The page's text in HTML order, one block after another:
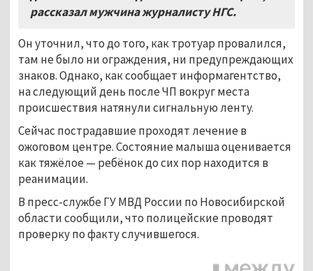
рассказал мужчина журналисту НГС.
Он уточнил, что до того, как тротуар провалился,
там не было ни ограждения, ни предупреждающих
знаков. Однако, как сообщает информагентство,
на следующий день после ЧП вокруг места
происшествия натянули сигнальную ленту.
Сейчас пострадавшие проходят лечение в
ожоговом центре. Состояние малыша оценивается
как тяжёлое — ребёнок до сих пор находится в
реанимации.
В пресс-службе ГУ МВД России по Новосибирской
области сообщили, что полицейские проводят
проверку по факту случившегося.